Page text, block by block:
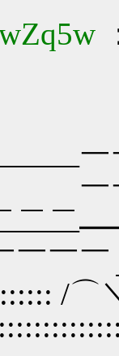
￣￣
￣
￣￣
/